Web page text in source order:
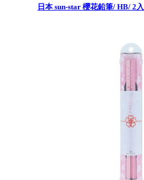
日本 sun-star 櫻花鉛筆/ HB/ 2入